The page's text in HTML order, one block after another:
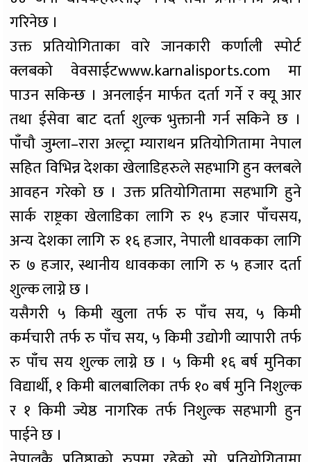
गरिनेछ ।
उक्त प्रतियोगिताका वारे जानकारी कर्णाली स्पोर्ट
क्लबको वेवसाईटwww.karnalisports.com मा
पाउन सकिन्छ । अनलाईन मार्फत दर्ता गर्ने र क्यू आर
तथा ईसेवा बाट दर्ता शुल्क भुक्तानी गर्न सकिने छ ।
पाँचौ जुम्ला–रारा अल्ट्रा म्याराथन प्रतियोगितामा नेपाल
सहित विभिन्न देशका खेलाडिहरुले सहभागि हुन क्लबले
आवहन गरेको छ । उक्त प्रतियोगितामा सहभागि हुने
सार्क राष्ट्रका खेलाडिका लागि रु १५ हजार पाँचसय,
अन्य देशका लागि रु १६ हजार, नेपाली धावकका लागि
रु ७ हजार, स्थानीय धावकका लागि रु ५ हजार दर्ता
शुल्क लाग्ने छ ।
यसैगरी ५ किमी खुला तर्फ रु पाँच सय, ५ किमी
कर्मचारी तर्फ रु पाँच सय, ५ किमी उद्योगी व्यापारी तर्फ
रु पाँच सय शुल्क लाग्ने छ । ५ किमी १६ बर्ष मुनिका
विद्यार्थी, १ किमी बालबालिका तर्फ १० बर्ष मुनि निशुल्क
र १ किमी ज्येष्ठ नागरिक तर्फ निशुल्क सहभागी हुन
पाईने छ ।